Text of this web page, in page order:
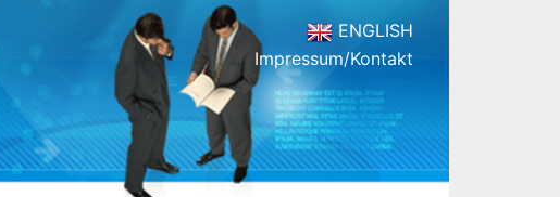
ENGLISH
Impressum/Kontakt